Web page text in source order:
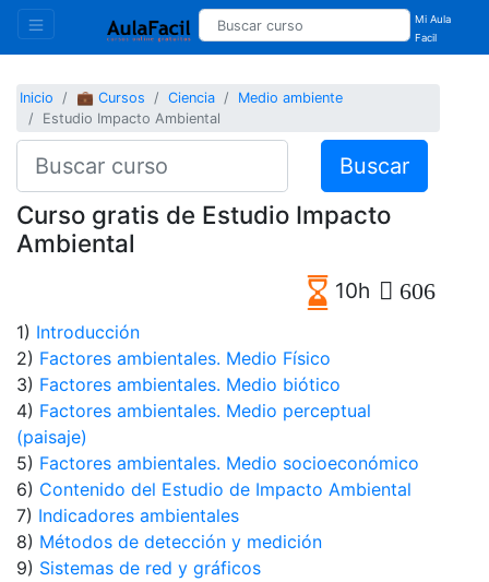
Mi Aula
Facil
Inicio 💼 Cursos Ciencia
Medio ambiente
Estudio Impacto Ambiental
Buscar
Curso gratis de Estudio Impacto
Ambiental
10h 606
1) Introducción
2) Factores ambientales. Medio Físico
3) Factores ambientales. Medio biótico
4) Factores ambientales. Medio perceptual
(paisaje)
5) Factores ambientales. Medio socioeconómico
6) Contenido del Estudio de Impacto Ambiental
7) Indicadores ambientales
8) Métodos de detección y medición
9) Sistemas de red y gráficos